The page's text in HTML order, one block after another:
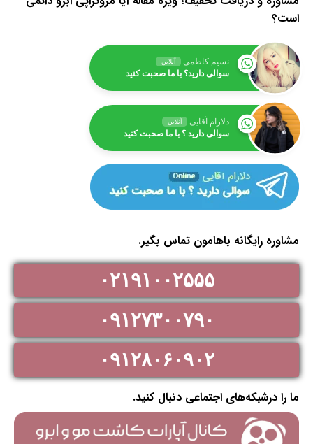
‌است؟
نسیم کاظمی آنلاین
سوالی دارید؟ با ما صحبت کنید
دلارام آقایی آنلاین
سوالی دارید ؟ با ما صحبت کنید
مشاوره رایگانه باهامون تماس بگیر.
۰۲۱۹۱۰۰۲۵۵۵
۰۹۱۲۷۳۰۰۷۹۰
۰۹۱۲۸۰۶۰۹۰۲
ما را درشبکه‌های اجتماعی دنبال کنید.